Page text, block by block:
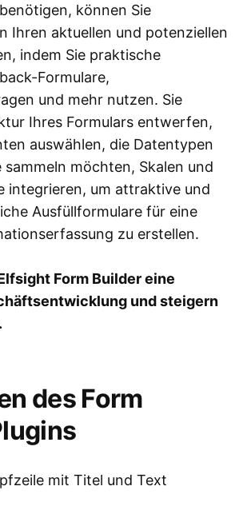
können Sie
Ihren aktuellen und potenziellen
indem Sie praktische
Formulare,
und mehr nutzen. Sie
Ihres Formulars entwerfen,
auswählen, die Datentypen
sammeln möchten, Skalen und
integrieren, um attraktive und
Ausfüllformulare für eine
zu erstellen.
Form Builder eine
und steigern
des Form
mit Titel und Text